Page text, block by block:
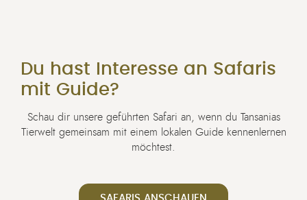
Du hast Interesse an Safaris
mit Guide?
Schau dir unsere geführten Safari an, wenn du Tansanias
Tierwelt gemeinsam mit einem lokalen Guide kennenlernen
möchtest.